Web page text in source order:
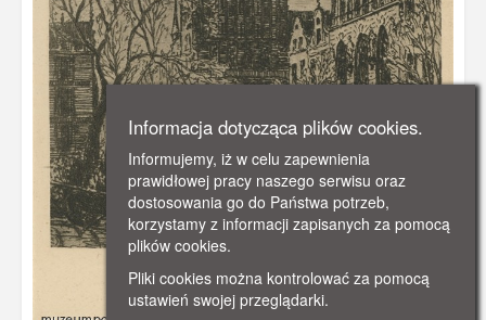
Informacja dotycząca plików cookies.
Informujemy, iż w celu zapewnienia
prawidłowej pracy naszego serwisu oraz
dostosowania go do Państwa potrzeb,
korzystamy z informacji zapisanych za pomocą
plików cookies.
Pliki cookies można kontrolować za pomocą
ustawień swojej przeglądarki.